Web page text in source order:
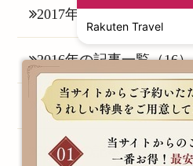
2017年の記事一覧（6）
2016年の記事一覧（16）
2015年の記事一覧（1）
2014年の記事一覧（3）
Rakuten Travel